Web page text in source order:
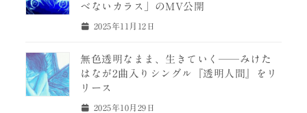
べないカラス」のMV公開
2025年11月12日
無色透明なまま、生きていく──みけた
はなが2曲入りシングル『透明人間』をリ
リース
2025年10月29日